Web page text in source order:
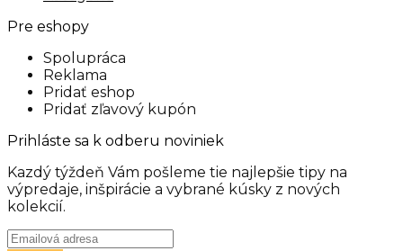
Pre eshopy
Spolupráca
Reklama
Pridať eshop
Pridať zľavový kupón
Prihláste sa k odberu noviniek
Kazdý týždeň Vám pošleme tie najlepšie tipy na
výpredaje, inšpirácie a vybrané kúsky z nových
kolekcií.